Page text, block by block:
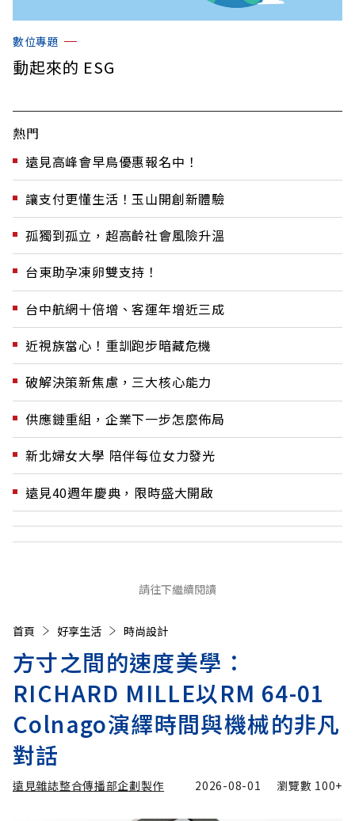
數位專題
動起來的 ESG
熱門
遠見高峰會早鳥優惠報名中！
讓支付更懂生活！玉山開創新體驗
孤獨到孤立，超高齡社會風險升溫
台東助孕凍卵雙支持！
台中航網十倍增、客運年增近三成
近視族當心！重訓跑步暗藏危機
破解決策新焦慮，三大核心能力
供應鏈重組，企業下一步怎麼佈局
新北婦女大學 陪伴每位女力發光
遠見40週年慶典，限時盛大開啟
請往下繼續閱讀
首頁 好享生活 時尚設計
方寸之間的速度美學：
RICHARD MILLE以RM 64-01
Colnago演繹時間與機械的非凡
對話
遠見雜誌整合傳播部企劃製作 2026-08-01 瀏覽數 100+